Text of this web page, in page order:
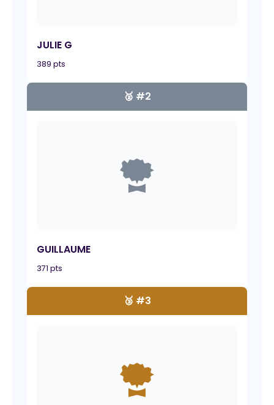
JULIE G
389 pts
🥈 #2
GUILLAUME
371 pts
🥉 #3